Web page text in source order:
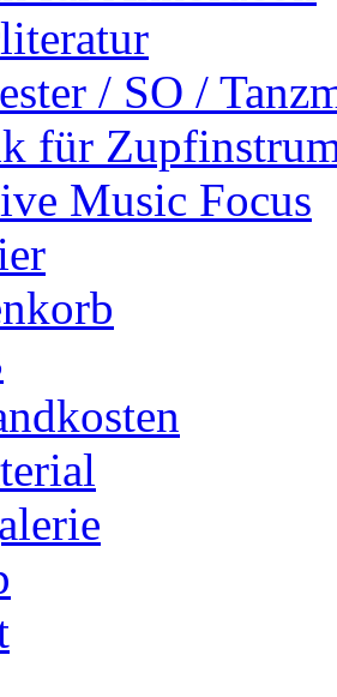
und
für Perkussion
für Akkordeon
/ SO /
für
Music Focus